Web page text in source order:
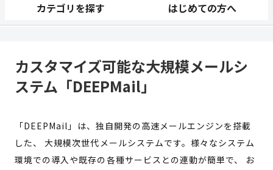
カテゴリを探す はじめての方へ
カスタマイズ可能な大規模メールシ
ステム「DEEPMail」
「DEEPMail」は、独自開発の高速メールエンジンを搭載
した、 大規模次世代メールシステムです。様々なシステム
環境での導入や既存の各種サービスとの連動が簡単で、 お